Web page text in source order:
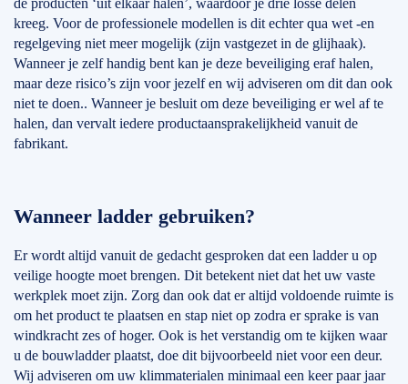
de producten ‘uit elkaar halen’, waardoor je drie losse delen
kreeg. Voor de professionele modellen is dit echter qua wet -en
regelgeving niet meer mogelijk (zijn vastgezet in de glijhaak).
Wanneer je zelf handig bent kan je deze beveiliging eraf halen,
maar deze risico’s zijn voor jezelf en wij adviseren om dit dan ook
niet te doen.. Wanneer je besluit om deze beveiliging er wel af te
halen, dan vervalt iedere productaansprakelijkheid vanuit de
fabrikant.
Wanneer ladder gebruiken?
Er wordt altijd vanuit de gedacht gesproken dat een ladder u op
veilige hoogte moet brengen. Dit betekent niet dat het uw vaste
werkplek moet zijn. Zorg dan ook dat er altijd voldoende ruimte is
om het product te plaatsen en stap niet op zodra er sprake is van
windkracht zes of hoger. Ook is het verstandig om te kijken waar
u de bouwladder plaatst, doe dit bijvoorbeeld niet voor een deur.
Wij adviseren om uw klimmaterialen minimaal een keer paar jaar